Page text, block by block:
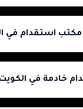
استقدام في
في الكويت 2026؟